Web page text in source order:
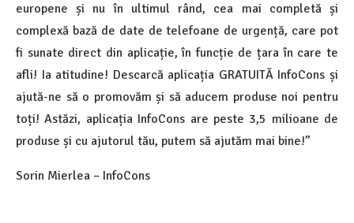
europene și nu în ultimul rând, cea mai completă și
complexă bază de date de telefoane de urgență, care pot
fi sunate direct din aplicație, în funcție de țara în care te
afli! Ia atitudine! Descarcă aplicația GRATUITĂ InfoCons și
ajută-ne să o promovăm și să aducem produse noi pentru
toți! Astăzi, aplicația InfoCons are peste 3,5 milioane de
produse și cu ajutorul tău, putem să ajutăm mai bine!”
Sorin Mierlea – InfoCons